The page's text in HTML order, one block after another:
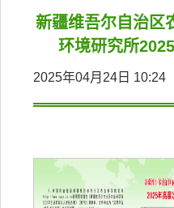
新疆维吾尔自治区
环境研究所
2025年04月24日